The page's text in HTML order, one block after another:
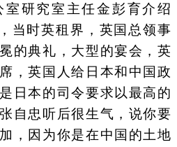
研究室主任金彭育介绍
当时英租界，英国总领事
的典礼，大型的宴会，英
，英国人给日本和中国政
日本的司令要求以最高的
自忠听后很生气，说你要
，因为你是在中国的土地